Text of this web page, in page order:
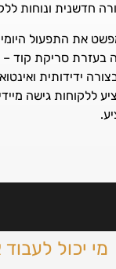
חדשנית ונוחות
את התפעול
ידידותית
מי יכול לעבוד